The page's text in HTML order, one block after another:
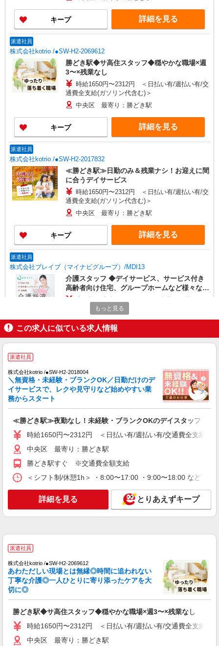
キープ 詳細を見る
派遣社員
株式会社kotrio /●SW-H2-2069612
勝どき駅◆サ高住スタッフ◆穏やかな職場×週
3〜×残業なし
時給1650円〜2312円 ＜日払い有/週払い有/交
通費全支給(ガソリン代含む)＞
中央区 最寄り：勝どき駅
キープ 詳細を見る
派遣社員
株式会社kotrio /●SW-H2-2017832
≪勝どき駅≫日勤のみ＆残業ナシ！お迎えに間
に合うデイサービス
時給1650円〜2312円 ＜日払い有/週払い有/交
通費全支給(ガソリン代含む)＞
中央区 最寄り：勝どき駅
キープ 詳細を見る
派遣社員
株式会社ブレイブ（マイナビグループ）/MDI13
介護スタッフ ◆デイサービス、サービス付き
高齢者向け住宅、グループホームなど様々な勤
務先から選べます。
る） 経験者：時給1800〜2000円（資格・経験によ
日）＝35万2000円 ◆昇給あり ◆支払い方法 ※日
時にご相談ください。 ◆交通費：別途全額支給 ※
東京都中央区 【最寄駅】 ◆都営浅草線「宝町
駅」 ◆各線「日本橋駅」 ◆各線「人形町駅」 ★
その他、近隣に多数勤務地あります！
派遣社員
株式会社トラストグロース 新宿本社 第2営業部
介護老人保健施設での介護士
時給：1300円〜1600円
東京都中央区
派遣社員
株式会社kotrio /●SW-H2-1981699
STAFF♪未経験OK
時給1550円〜2312円 ＜日払い有/週払い有/交
通費全支給(ガソリン代含む)＞
派遣社員
株式会社kotrio /●SW-H2-1816744
シニア向けマンションで見守り・食事配膳など
時給1650円〜2312円 ＜日払い有/週払い有/交
通費全支給(ガソリン代含む)＞
中央区 最寄り：勝どき駅
もっと見る
この求人に似ている求人情報
派遣社員
株式会社kotrio /●SW-H2-2018004
＼無資格・未経験・ブランクOK／日勤だけのデ
イサービスで、レクや見守りなど始めやすい業
務からスタート
≪勝どき駅≫夜勤なし！未経験・ブランクOKのデイスタッフ
時給1650円〜2312円 ＜日払い有/週払い有/交通費全支給(ガ
中央区 最寄り：勝どき駅
勝どき駅すぐ ※交通費全額支給
＜シフト制/休憩1h＞ ・8:00〜17:00 ・9:00〜18:00 など ※
詳細を見る とりあえずキープ
派遣社員
株式会社kotrio /●SW-H2-2069612
あわただしい現場とは無縁◎時間に追われない
丁寧な介護◎一人ひとりに寄り添ったケアを大
切に◎
勝どき駅◆サ高住スタッフ◆穏やかな職場×週3〜×残業なし
時給1650円〜2312円 ＜日払い有/週払い有/交通費全支給(ガ
中央区 最寄り：勝どき駅